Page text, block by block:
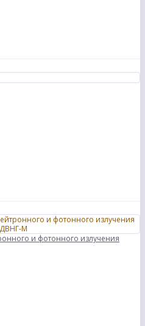
и фотонного излучения